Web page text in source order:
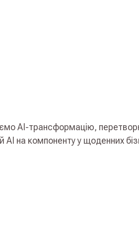
АІ-трансформацію,
АІ на компоненту у щоденних